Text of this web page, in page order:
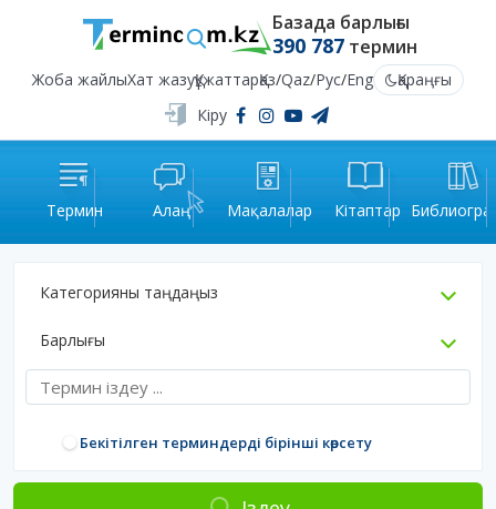
Базада барлығы
390 787термин
Жоба жайлыХат жазуҚұжаттарҚаз/Qaz/Рус/Eng
Қараңғы
Кіру
Термин Алаң Мақалалар Кітаптар
Категорияны таңдаңыз
Барлығы
Бекітілген терминдерді бірінші көрсету